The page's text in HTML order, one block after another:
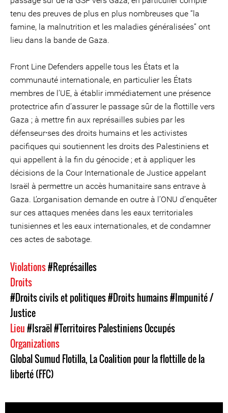
tenu des preuves de plus en plus nombreuses que “la
famine, la malnutrition et les maladies généralisées” ont
lieu dans la bande de Gaza.
Front Line Defenders appelle tous les États et la
communauté internationale, en particulier les États
membres de l’UE, à établir immédiatement une présence
protectrice afin d’assurer le passage sûr de la flottille vers
Gaza ; à mettre fin aux représailles subies par les
défenseur⸱ses des droits humains et les activistes
pacifiques qui soutiennent les droits des Palestiniens et
qui appellent à la fin du génocide ; et à appliquer les
décisions de la Cour Internationale de Justice appelant
Israël à permettre un accès humanitaire sans entrave à
Gaza. L’organisation demande en outre à l’ONU d’enquêter
sur ces attaques menées dans les eaux territoriales
tunisiennes et les eaux internationales, et de condamner
ces actes de sabotage.
Violations#Représailles
Droits
#Droits civils et politiques#Droits humains#Impunité /
Justice
Lieu#Israël#Territoires Palestiniens Occupés
Organizations
Global Sumud Flotilla, La Coalition pour la flottille de la
liberté (FFC)